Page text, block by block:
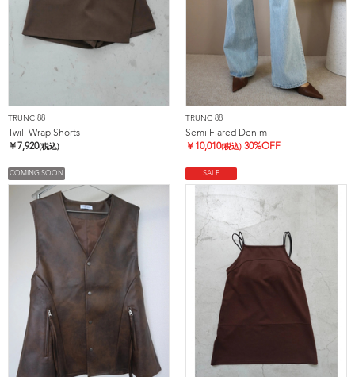
TRUNC 88
Twill Wrap Shorts
￥ 7,920(税込)
TRUNC 88
Semi Flared Denim
￥ 10,010(税込) 30%OFF
COMING SOON SALE